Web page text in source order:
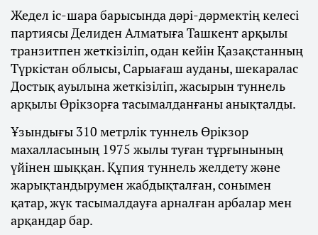
Жедел іс-шара барысында дәрі-дәрмектің келесі
партиясы Делиден Алматыға Ташкент арқылы
транзитпен жеткізіліп, одан кейін Қазақстанның
Түркістан облысы, Сарыағаш ауданы, шекаралас
Достық ауылына жеткізіліп, жасырын туннель
арқылы Өрікзорға тасымалданғаны анықталды.
Ұзындығы 310 метрлік туннель Өрікзор
махалласының 1975 жылы туған тұрғынының
үйінен шыққан. Құпия туннель желдету және
жарықтандырумен жабдықталған, сонымен
қатар, жүк тасымалдауға арналған арбалар мен
арқандар бар.